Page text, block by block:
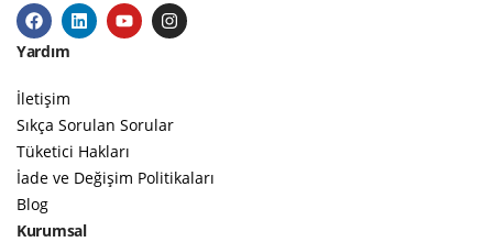
Yardım
İletişim
Sıkça Sorulan Sorular
Tüketici Hakları
İade ve Değişim Politikaları
Blog
Kurumsal